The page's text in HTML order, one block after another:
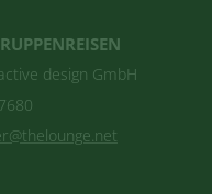
design GmbH